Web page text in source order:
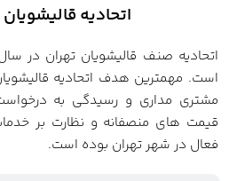
اتحادیه
است. مهمترین هدف اتحادیه
مشتری مداری و رسیدگی به
قیمت های منصفانه و نظارت بر
فعال در شهر تهران بوده است.